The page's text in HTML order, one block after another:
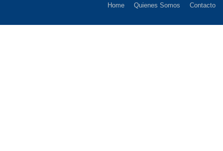
Home Quienes Somos Contacto